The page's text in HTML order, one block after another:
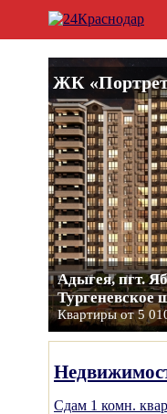
ЖК
Адыгея, пгт.
Тургеневское
Квартиры от 5
Сдам 1 комн.